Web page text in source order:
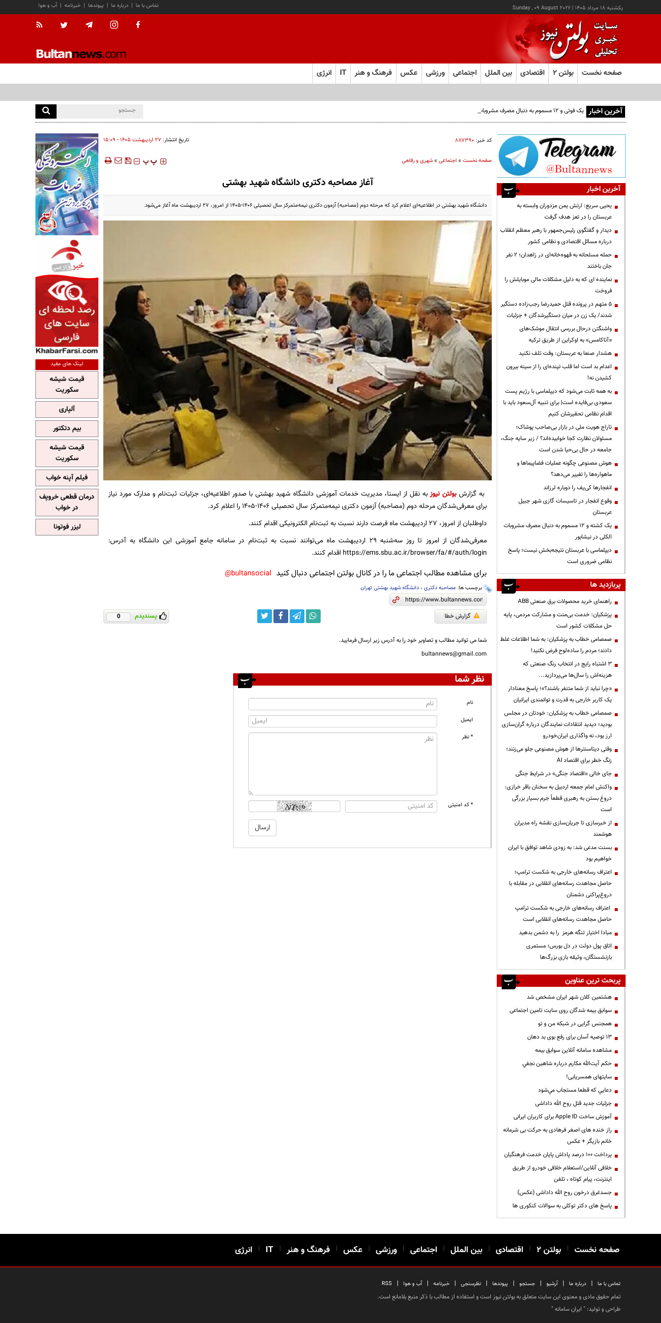
يکشنبه ۱۸ مرداد ۱۴۰۵ |
Sunday , 09 August 2026 آب و هوا | خبرنامه | پیوندها | درباره ما | تماس با ما
صفحه نخست بولتن ۲ اقتصادی بین الملل اجتماعی ورزشی عکس فرهنگ و هنر IT انرژی
آخرین اخبار یک فوتی و ۱۲ مسموم به دنبال مصرف مشروبات الکلی در نیشابور
کد خبر: ۸۸۷۳۹۰ تاریخ انتشار: ۲۷ ارديبهشت ۱۴۰۵ - ۱۵:۰۹
صفحه نخست» اجتماعی»شهری و رفاهی ‍‍‍ پ پ
آغاز مصاحبه دکتری دانشگاه شهید بهشتی
دانشگاه شهید بهشتی در اطلاعیه‌ای اعلام کرد که مرحله دوم (مصاحبه) آزمون دکتری نیمه‌متمرکز سال تحصیلی ۱۴۰۶-۱۴۰۵ از امروز، ۲۷ اردیبهشت ماه آغاز می‌شود.
به گزارش بولتن نیوزبه نقل از ایسنا، مدیریت خدمات آموزشی دانشگاه شهید بهشتی با صدور اطلاعیه‌ای، جزئیات ثبت‌نام و مدارک مورد نیاز
برای معرفی‌شدگان مرحله دوم (مصاحبه) آزمون دکتری نیمه‌متمرکز سال تحصیلی ۱۴۰۶-۱۴۰۵ را اعلام کرد.
داوطلبان از امروز، ۲۷ اردیبهشت ماه فرصت دارند نسبت به ثبت‌نام الکترونیکی اقدام کنند.
معرفی‌شدگان از امروز تا روز سه‌شنبه ۲۹ اردیبهشت ماه می‌توانند نسبت به ثبت‌نام در سامانه جامع آموزشی این دانشگاه به آدرس:
https://ems.sbu.ac.ir/browser/fa/#/auth/login اقدام کنند.
برای مشاهده مطالب اجتماعی ما را در کانال بولتن اجتماعی دنبال کنید bultansocial@
برچسب ها: مصاحبه دکتری، دانشگاه شهید بهشتی تهران
گزارش خطا پسندیدم 0
شما می توانید مطالب و تصاویر خود را به آدرس زیر ارسال فرمایید.
bultannews@gmail.com
نظر شما
نام
ایمیل
* نظر
* کد امنیتی
آخرین اخبار
یحیی سریع: ارتش یمن مزدوران وابسته به
عربستان را در تعز هدف گرفت
دیدار و گفتگوی رئیس‌جمهور با رهبر معظم انقلاب
درباره مسائل اقتصادی و نظامی کشور
حمله مسلحانه به قهوه‌خانه‌ای در زاهدان؛ ۲ نفر
جان باختند
نماینده ای که به دلیل مشکلات مالی موبایلش را
فروخت
۵ متهم در پرونده قتل حمیدرضا رجب‌زاده دستگیر
شدند/ یک زن در میان دستگیرشدگان + جزئیات
واشنگتن درحال بررسی انتقال موشک‌های
«آتاکامس» به اوکراین از طریق ترکیه
هشدار صنعا به عربستان: وقت تلف نکنید
اعدام بد است اما قلب تپنده‌ای را از سینه بیرون
کشیدن نه!
به همه ثابت می‌شود که دیپلماسی با رژیم پست
سعودی بی‌فایده است| برای تنبیه آل‌سعود باید با
اقدام نظامی تحقیرشان کنیم
تاراج هویت ملی در بازار بی‌صاحب پوشاک؛
مسئولان نظارت کجا خوابیده‌اند؟ / زیر سایه جنگ،
جامعه در حال بی‌حیا شدن است
هوش مصنوعی چگونه عملیات فضاپیماها و
ماهواره‌ها را تغییر می‌دهد؟
انفجارها کی‌یف را دوباره لرزاند
وقوع انفجار در تاسیسات گازی شهر جبیل
عربستان
یک کشته و ۱۲ مسموم به دنبال مصرف مشروبات
الکلی در نیشابور
دیپلماسی با عربستان نتیجه‌بخش نیست؛ پاسخ
نظامی ضروری است
پربازدید ها
راهنمای خرید محصولات برق صنعتی ABB
پزشکیان: خدمت بی‌منت و مشارکت مردمی، پایه
حل مشکلات کشور است
صمصامی خطاب به پزشکیان: به شما اطلاعات غلط
دادند؛ مردم را ساده‌لوح فرض نکنید!
3 اشتباه رایج در انتخاب رنگ صنعتی که
هزینه‌اش را سال‌ها می‌پردازید...
«چرا نباید از شما متنفر باشند؟»؛ پاسخ معنادار
یک کاربر خارجی به قدرت و توانمندی ایرانیان
صمصامی خطاب به پزشکیان: خودتان در مجلس
بودید؛ دیدید انتقادات نمایندگان درباره گران‌سازی
ارز بود، نه واگذاری ایران‌خودرو
وقتی دیتاسنترها از هوش مصنوعی جلو می‌زنند؛
زنگ خطر برای اقتصاد AI
جای خالی «اقتصاد جنگی» در شرایط جنگی
واکنش امام جمعه اردبیل به سخنان باقر خرازی:
دروغ بستن به رهبری قطعاً جرم بسیار بزرگی
است
از خبرسازی تا جریان‌سازی نقشه راه مدیران
هوشمند
بسنت مدعی شد: به زودی شاهد توافق با ایران
خواهیم بود
اعتراف رسانه‌های خارجی به شکست ترامپ؛
حاصل مجاهدت رسانه‌های انقلابی در مقابله با
دروغ‌پراکنی دشمنان
اعتراف رسانه‌های خارجی به شکست ترامپ
حاصل مجاهدت رسانه‌های انقلابی است
مبادا اختیار تنگه هرمز را به دشمن بدهید
اتاق پول دولت در دل بورس؛ مستمری
بازنشستگان، وثیقه بازی بزرگ‌ها
پربحث ترین عناوین
هشتمین کلان شهر ایران مشخص شد
سوابق بیمه شدگان روی سایت تامین اجتماعی
همجنس گرایی در شبکه من و تو
13 توصیه آسان برای رفع بوی بد دهان
مشاهده سامانه آنلاين سوابق بیمه
حكم آيت‌الله مكارم درباره شاهين نجفي
سایتهای همسریابی!
دعايي كه قطعا مستجاب مي‌شود
جزئیات جدید قتل روح الله داداشی
آموزش ساخت Apple ID برای کاربران ایرانی
راز خنده های اصغر فرهادی به حرکت بی شرمانه
خانم بازیگر + عکس
پرداخت ۱۰۰ درصد پاداش پایان خدمت فرهنگیان
خلافی آنلاین/استعلام خلافی خودرو از طریق
اینترنت، پیام کوتاه ، تلفن
جسدغرق درخون روح الله داداشی (عکس)
پاسخ های دکتر توکلی به سوالات کنکوری ها
لینک های مفید
قیمت شیشه
سکوریت
آلپاری
بیم دتکتور
قیمت شیشه
سکوریت
فیلم آپنه خواب
درمان قطعی خروپف
در خواب
لیزر فوتونا
صفحه نخست | بولتن ۲ | اقتصادی | بین الملل | اجتماعی | ورزشی | عکس | فرهنگ و هنر |
IT
| انرژی
تماس با ما | درباره ما | آرشیو | جستجو | پیوندها | نظرسنجی | خبرنامه | آب و هوا |
RSS
تمام حقوق مادی و معنوی این سایت متعلق به بولتن نیوز است و استفاده از مطالب با ذکر منبع بلامانع است.
طراحی و تولید: " ایران سامانه"